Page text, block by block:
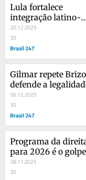
Lula fortalece
integração latino-
americana e afronta
doutrina Trump-
Monroe
20.12.2025
30
Brasil 247
Gilmar repete
defende a
06.12.2025
30
Brasil 247
Programa da
para 2026 é o
2018
28.11.2025
30